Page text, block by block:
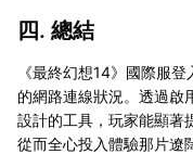
四. 總結
《最終幻想14》國際服
的網路連線狀況。透過啟
設計的工具，玩家能顯著
從而全心投入體驗那片遼